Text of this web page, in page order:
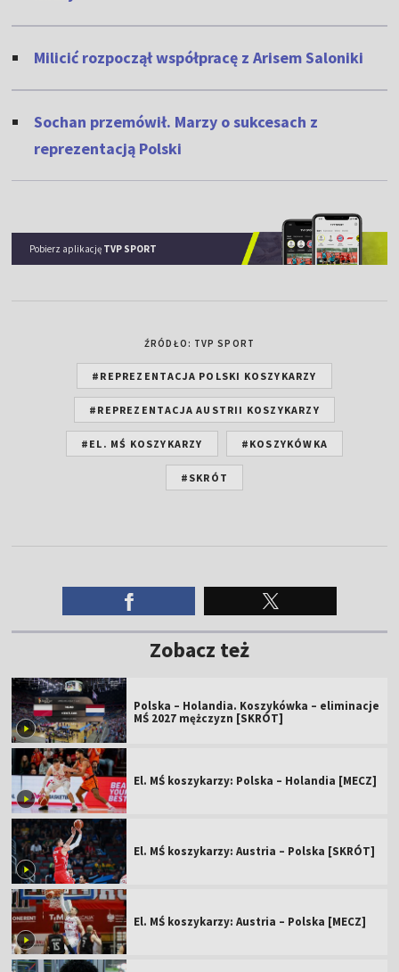
Milicić rozpoczął współpracę z Arisem Saloniki
Sochan przemówił. Marzy o sukcesach z
reprezentacją Polski
Pobierz aplikację TVP SPORT
ŹRÓDŁO: TVP SPORT
#REPREZENTACJA POLSKI KOSZYKARZY
#REPREZENTACJA AUSTRII KOSZYKARZY
#EL. MŚ KOSZYKARZY #KOSZYKÓWKA
#SKRÓT
Zobacz też
Polska – Holandia. Koszykówka – eliminacje
MŚ 2027 mężczyzn [SKRÓT]
El. MŚ koszykarzy: Polska – Holandia [MECZ]
El. MŚ koszykarzy: Austria – Polska [SKRÓT]
El. MŚ koszykarzy: Austria – Polska [MECZ]